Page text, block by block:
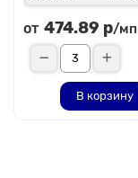
от 474.89 р/мп
В корзину